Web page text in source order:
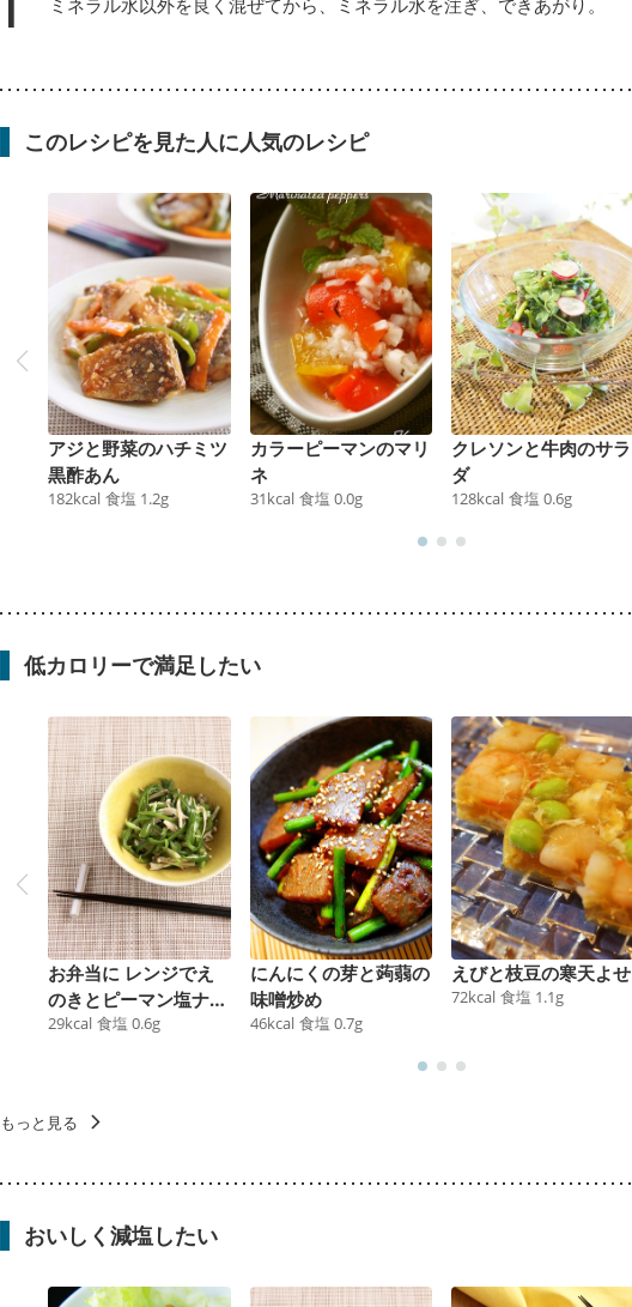
このレシピを見た人に人気のレシピ
アジと野菜のハチミツ
黒酢あん
182kcal 食塩 1.2g
カラーピーマンのマリ
ネ
31kcal 食塩 0.0g
クレソンと牛肉のサラ
ダ
128kcal 食塩 0.6g
低カロリーで満足したい
お弁当に レンジでえ
のきとピーマン塩ナム
ル
29kcal 食塩 0.6g
にんにくの芽と蒟蒻の
味噌炒め
46kcal 食塩 0.7g
えびと枝豆の寒天よせ
72kcal 食塩 1.1g
もっと見る
おいしく減塩したい